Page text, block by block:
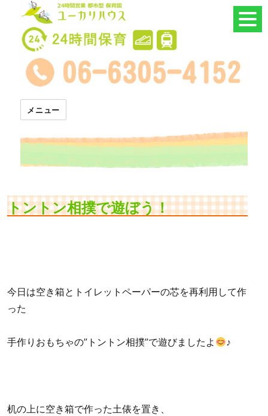
24時間託児所 ユーカリハウス
メニュー
トントン相撲で遊ぼう！
今日は空き箱とトイレットペーパーの芯を再利用して作
った
手作りおもちゃの”トントン相撲”で遊びましたよ ♪
机の上に空き箱で作った土俵を置き、